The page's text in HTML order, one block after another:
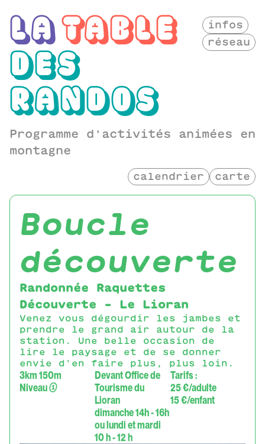
LATABLE
DES
RANDOS
Programme d'activités animées en
montagne
infos
réseau
calendrier carte
boucle
découverte
Randonnée Raquettes
Découverte - Le Lioran
Venez vous dégourdir les jambes et
prendre le grand air autour de la
station. Une belle occasion de
lire le paysage et de se donner
envie d'en faire plus, plus loin.
3km 150m
Niveau①
Devant Office de
Tourisme du
Lioran
dimanche 14h - 16h
ou lundi et mardi
10 h - 12 h
Tarifs :
25 €/adulte
15 €/enfant